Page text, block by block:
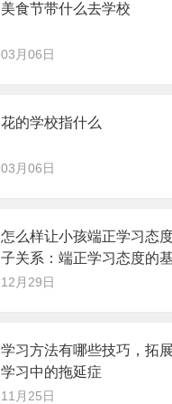
美食节带什么去学校
03月06日
花的学校指什么
03月06日
怎么样让小孩端正学习态
子关系：端正学习态度的
12月29日
学习方法有哪些技巧，拓
学习中的拖延症
11月25日